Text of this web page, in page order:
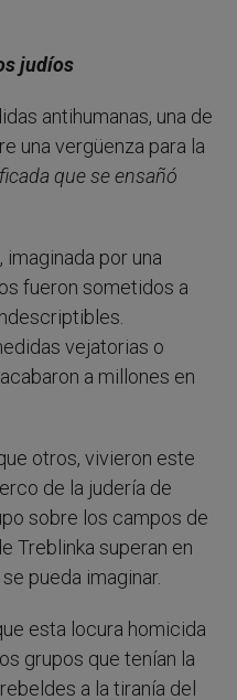
judíos
antihumanas, una de
una vergüenza para la
que se ensañó
imaginada por una
fueron sometidos a
vejatorias o
a millones en
otros, vivieron este
de la judería de
sobre los campos de
Treblinka superan en
pueda imaginar.
esta locura homicida
grupos que tenían la
a la tiranía del